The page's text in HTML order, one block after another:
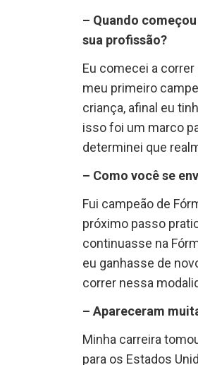
– Quando
sua profissão?
Eu comecei a
meu primeiro
criança, afinal eu
isso foi um marco
determinei que
– Como você se
Fui campeão de
próximo passo
continuasse na
eu ganhasse de
correr nessa
– Apareceram
Minha carreira
para os Estados